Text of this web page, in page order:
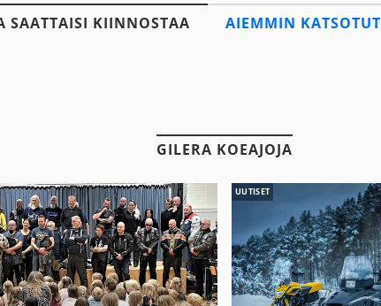
SAATTAISI KIINNOSTAA AIEMMIN KATSOTUT
GILERA KOEAJOJA
UUTISET